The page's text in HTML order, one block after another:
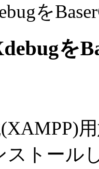
を
を
ストール